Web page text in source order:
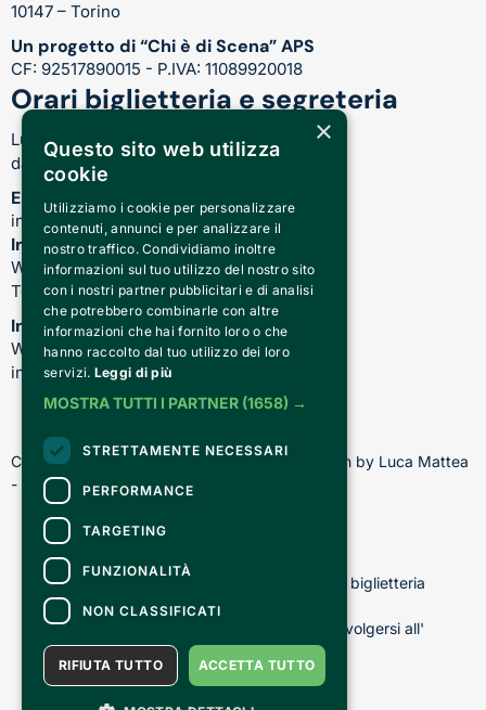
10147 – Torino
Un progetto di “Chi è di Scena” APS
CF: 92517890015 - P.IVA: 11089920018
Orari biglietteria e segreteria
Lunedì-Venerdì:
dalle 17.00 alle 21.00
Email
info@teatrocardinalmassaia.com
Informazioni su spettacoli e teatro
WhatsApp: 344 410 4477
Telefono: 011 221 6128
Informazioni sui nostri corsi
WhatsApp: 392 150 5130 -
info@chiediscena.torino.it
Copyright © 2026 - All rights reserved - Design by Luca Mattea
- Made in Turin with
Per informazioni e supporto all'acquisto della biglietteria
Clicca qui
Per informazioni sul programma e l'evento, rivolgersi all'
organizzatore.
Dichiarazione di accessibilità
×
Questo sito web utilizza
cookie
Utilizziamo i cookie per personalizzare
contenuti, annunci e per analizzare il
nostro traffico. Condividiamo inoltre
informazioni sul tuo utilizzo del nostro sito
con i nostri partner pubblicitari e di analisi
che potrebbero combinarle con altre
informazioni che hai fornito loro o che
hanno raccolto dal tuo utilizzo dei loro
servizi. Leggi di più
MOSTRA TUTTI I PARTNER (1658) →
STRETTAMENTE NECESSARI
PERFORMANCE
TARGETING
FUNZIONALITÀ
NON CLASSIFICATI
ACCETTA TUTTO
RIFIUTA TUTTO